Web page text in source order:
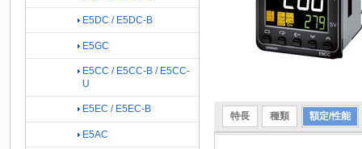
特長 種類 額定/性能
E5DC / E5DC-B
E5GC
E5CC / E5CC-B / E5CC-
U
E5EC / E5EC-B
E5AC